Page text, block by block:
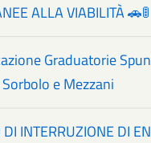
ALLA VIABILITÀ 🚗🚦
Graduatorie
e Mezzani
INTERRUZIONE DI